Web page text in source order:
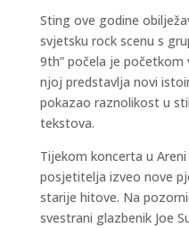
Sting ove godine
svjetsku rock scenu s
9th” počela je početkom
njoj predstavlja novi
pokazao raznolikost u
tekstova.
Tijekom koncerta u
posjetitelja izveo nove
starije hitove. Na
svestrani glazbenik Joe